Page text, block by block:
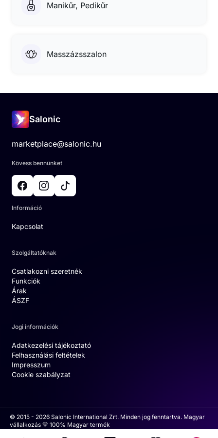
Manikűr, Pedikűr
Masszázsszalon
Salonic
marketplace@salonic.hu
Kövess bennünket
Információ
Kapcsolat
Szolgáltatóknak
Csatlakozni szeretnék
Funkciók
Árak
ÁSZF
Jogi információk
Adatkezelési tájékoztató
Felhasználási feltételek
Impresszum
Cookie szabályzat
© 2015 - 2026 Salonic International Zrt. Minden jog fenntartva. Magyar
vállalkozás 💛 100% Magyar termék